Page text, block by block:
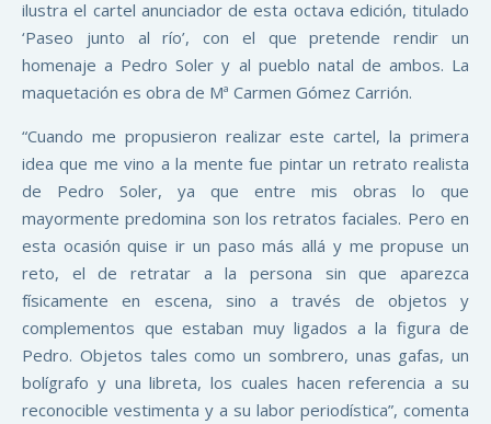
ilustra el cartel anunciador de esta octava edición, titulado
‘Paseo junto al río’, con el que pretende rendir un
homenaje a Pedro Soler y al pueblo natal de ambos. La
maquetación es obra de Mª Carmen Gómez Carrión.
“Cuando me propusieron realizar este cartel, la primera
idea que me vino a la mente fue pintar un retrato realista
de Pedro Soler, ya que entre mis obras lo que
mayormente predomina son los retratos faciales. Pero en
esta ocasión quise ir un paso más allá y me propuse un
reto, el de retratar a la persona sin que aparezca
físicamente en escena, sino a través de objetos y
complementos que estaban muy ligados a la figura de
Pedro. Objetos tales como un sombrero, unas gafas, un
bolígrafo y una libreta, los cuales hacen referencia a su
reconocible vestimenta y a su labor periodística”, comenta